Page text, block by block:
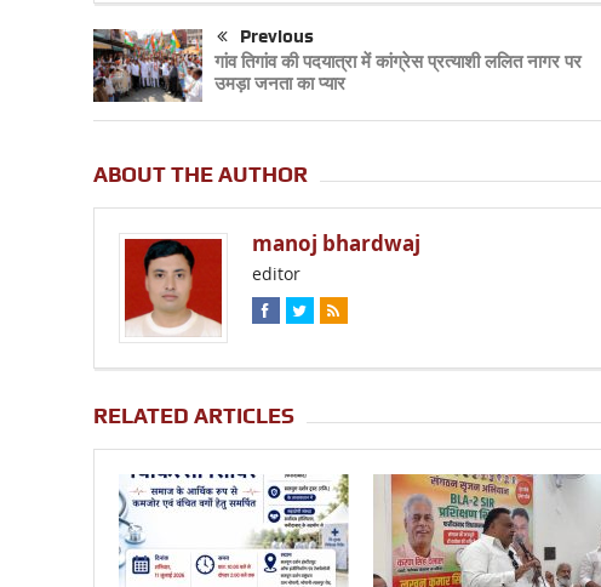
Previous
गांव तिगांव की पदयात्रा में कांग्रेस प्रत्याशी ललित नागर पर
उमड़ा जनता का प्यार
ABOUT THE AUTHOR
manoj bhardwaj
editor
RELATED ARTICLES